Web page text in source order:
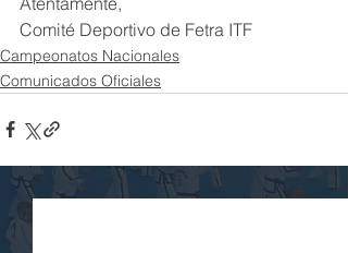
Comité Deportivo de Fetra ITF
Campeonatos Nacionales
Comunicados Oficiales